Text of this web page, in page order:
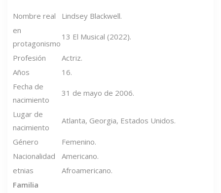
Nombre real
Lindsey Blackwell.
en
protagonismo
13 El Musical (2022).
Profesión
Actriz.
Años
16.
Fecha de
nacimiento
31 de mayo de 2006.
Lugar de
nacimiento
Atlanta, Georgia, Estados Unidos.
Género
Femenino.
Nacionalidad
Americano.
etnias
Afroamericano.
Familia